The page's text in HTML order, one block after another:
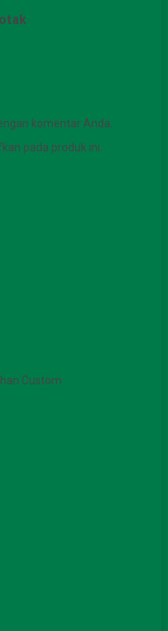
komentar Anda.
pada produk ini.
Custom